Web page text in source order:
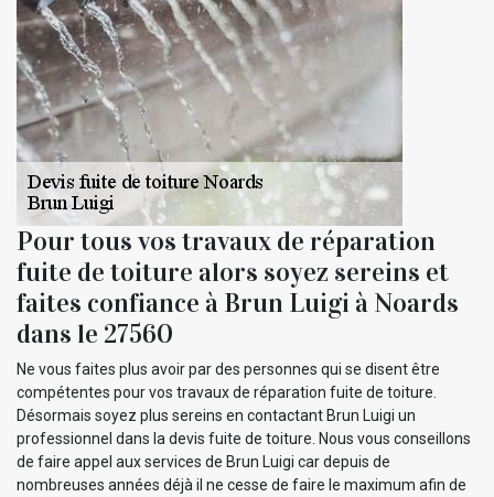
Pour tous vos travaux de réparation
fuite de toiture alors soyez sereins et
faites confiance à Brun Luigi à Noards
dans le 27560
Ne vous faites plus avoir par des personnes qui se disent être
compétentes pour vos travaux de réparation fuite de toiture.
Désormais soyez plus sereins en contactant Brun Luigi un
professionnel dans la devis fuite de toiture. Nous vous conseillons
de faire appel aux services de Brun Luigi car depuis de
nombreuses années déjà il ne cesse de faire le maximum afin de